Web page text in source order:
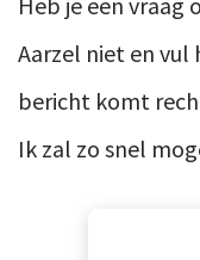
Aarzel niet en
bericht komt
Ik zal zo snel